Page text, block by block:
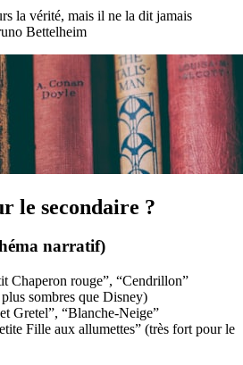
la vérité, mais il ne la dit jamais
Bettelheim
le secondaire ?
narratif)
Chaperon rouge”, “Cendrillon”
sombres que Disney)
Gretel”, “Blanche-Neige”
Fille aux allumettes” (très fort pour le